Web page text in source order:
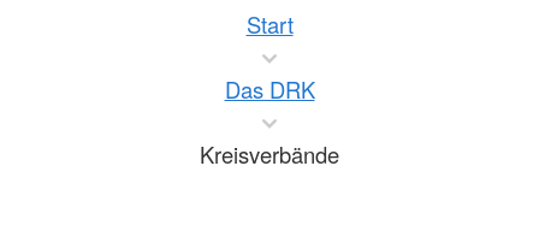
Start
Das DRK
Kreisverbände